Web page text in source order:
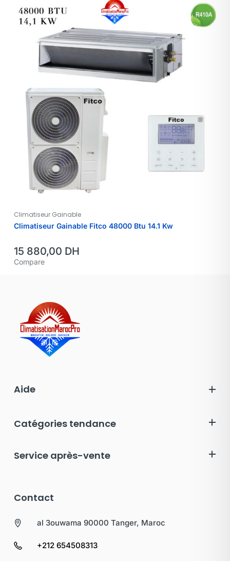
Climatiseur Gainable
Climatiseur Gainable Fitco 48000 Btu 14.1 Kw
15 880,00 DH
Compare
Aide
Catégories tendance
Service après-vente
Contact
al 3ouwama 90000 Tanger, Maroc
+212 654508313